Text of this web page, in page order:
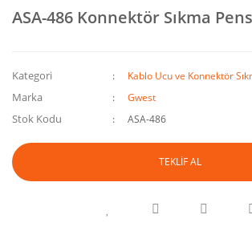
ASA-486 Konnektör Sıkma
Kategori Kablo Ucu ve Konnektör
Marka Gwest
Stok Kodu ASA-486
TEKLİF AL